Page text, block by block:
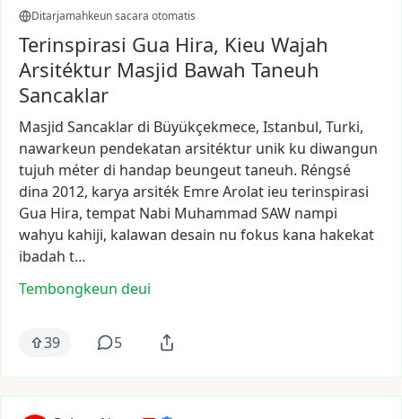
Ditarjamahkeun sacara otomatis
Terinspirasi Gua Hira, Kieu Wajah
Arsitéktur Masjid Bawah Taneuh
Sancaklar
Masjid Sancaklar di Büyükçekmece, Istanbul, Turki,
nawarkeun pendekatan arsitéktur unik ku diwangun
tujuh méter di handap beungeuttaneuh. Réngsé
dina 2012, karya arsiték EmreArolat ieu terinspirasi
Gua Hira, tempat Nabi Muhammad SAW nampi
wahyu kahiji, kalawan desain nu fokus kana hakekat
ibadah t…
Tembongkeun deui
39 5